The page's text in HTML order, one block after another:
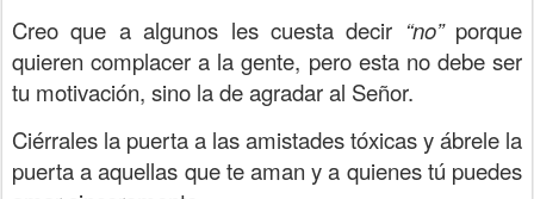
Creo que a algunos les cuesta decir “no”porque
quieren complacer a la gente, pero esta no debe ser
tu motivación, sino la de agradar al Señor.
Ciérrales la puerta a las amistades tóxicas y ábrele la
puerta a aquellas que te aman y a quienes tú puedes